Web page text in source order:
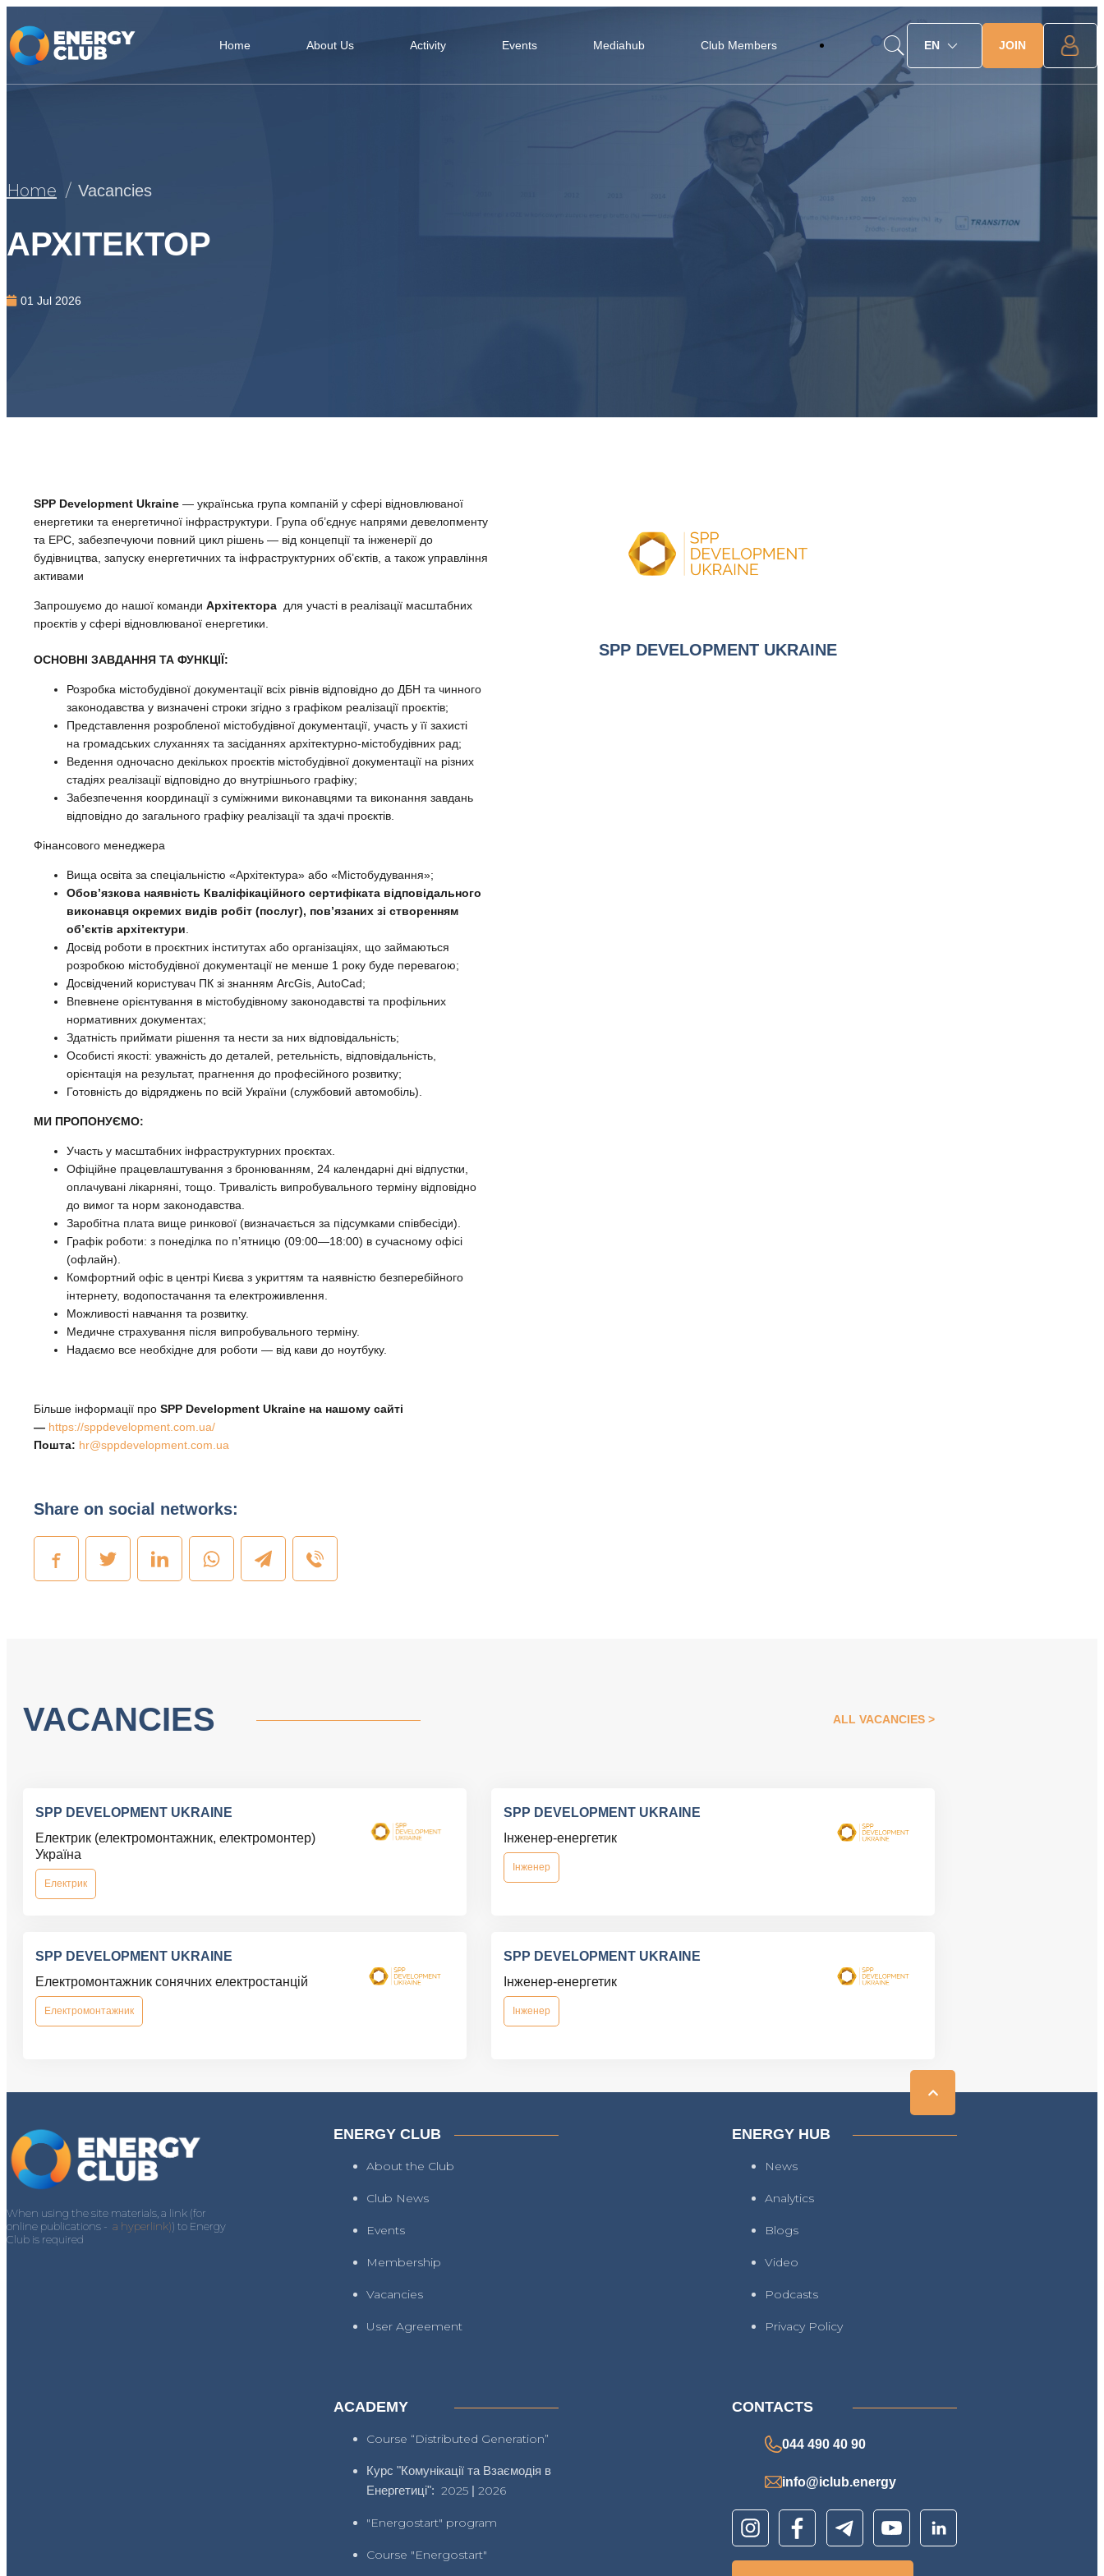
Home About Us Activity Events Mediahub Club Members EN JOIN
Home Vacancies
АРХІТЕКТОР
01 Jul 2026
SPP Development Ukraine— українська група компаній у сфері відновлюваної
енергетики та енергетичної інфраструктури. Група об’єднує напрями девелопменту
та EPC, забезпечуючи повний цикл рішень — від концепції та інженерії до
будівництва, запуску енергетичних та інфраструктурних об’єктів, а також управління
активами
Запрошуємо до нашої командиАрхітектора для участі в реалізації масштабних
проєктів у сфері відновлюваної енергетики.
ОСНОВНІ ЗАВДАННЯ ТА ФУНКЦІЇ:
Розробка містобудівної документації всіх рівнів відповідно до ДБН та чинного
законодавства у визначені строки згідно з графіком реалізації проєктів;
Представлення розробленої містобудівної документації, участь у її захисті
на громадських слуханнях та засіданнях архітектурно-містобудівних рад;
Ведення одночасно декількох проєктів містобудівної документації на різних
стадіях реалізації відповідно до внутрішнього графіку;
Забезпечення координації з суміжними виконавцями та виконання завдань
відповідно до загального графіку реалізації та здачі проєктів.
Фінансового менеджера
Вища освіта за спеціальністю «Архітектура» або «Містобудування»;
Обов’язкова наявність Кваліфікаційного сертифіката відповідального
виконавця окремих видів робіт (послуг), пов’язаних зі створенням
об’єктів архітектури
Досвід роботи в проєктних інститутах або організаціях, що займаються
розробкою містобудівної документації не менше 1 року буде перевагою;
Досвідчений користувач ПК зі знанням ArcGis, AutoCad;
Впевнене орієнтування в містобудівному законодавстві та профільних
нормативних документах;
Здатність приймати рішення та нести за них відповідальність;
Особисті якості: уважність до деталей, ретельність, відповідальність,
орієнтація на результат, прагнення до професійного розвитку;
Готовність до відряджень по всій України (службовий автомобіль).
МИ ПРОПОНУЄМО:
Участь у масштабних інфраструктурних проєктах.
Офіційне працевлаштування з бронюванням, 24 календарні дні відпустки,
оплачувані лікарняні, тощо. Тривалість випробувального терміну відповідно
до вимог та норм законодавства.
Заробітна плата вище ринкової (визначається за підсумками співбесіди).
Графік роботи: з понеділка по п’ятницю (09:00—18:00) в сучасному офісі
(офлайн).
Комфортний офіс в центрі Києва з укриттям та наявністю безперебійного
інтернету, водопостачання та електроживлення.
Можливості навчання та розвитку.
Медичне страхування після випробувального терміну.
Надаємо все необхідне для роботи — від кави до ноутбуку.
Більше інформації проSPP Development Ukraine на нашому сайті
— https://sppdevelopment.com.ua/
Пошта: hr@sppdevelopment.com.ua
SPP DEVELOPMENT UKRAINE
Share on social networks:
VACANCIES ALL VACANCIES
SPP DEVELOPMENT UKRAINE
Електрик (електромонтажник, електромонтер)
Україна
Електрик
SPP DEVELOPMENT UKRAINE
Інженер-енергетик
Інженер
SPP DEVELOPMENT UKRAINE
Електромонтажник сонячних електростанцій
Електромонтажник
SPP DEVELOPMENT UKRAINE
Інженер-енергетик
Інженер
When using the site materials, a link (for
online publications - a hyperlink)) to Energy
Club is required
ENERGY CLUB
About the Club
Club News
Events
Membership
Vacancies
User Agreement
ENERGY HUB
News
Analytics
Blogs
Video
Podcasts
Privacy Policy
ACADEMY
Course “Distributed Generation”
Курс "Комунікації та Взаємодія в
Енергетиці":2025 |2026
"Energostart" program
Course "Energostart"
CONTACTS
044 490 40 90
info@iclub.energy